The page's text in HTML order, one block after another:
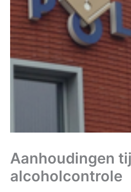
Aanhoudingen
alcoholcontrole